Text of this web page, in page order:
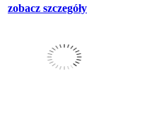
zobacz szczegóły